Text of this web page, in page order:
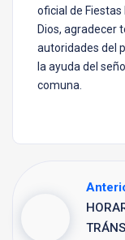
oficial de Fiestas
Dios, agradecer
autoridades del
la ayuda del
comuna.